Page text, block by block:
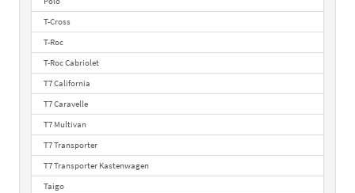
T-Cross
T-Roc
T-Roc Cabriolet
T7 California
T7 Caravelle
T7 Multivan
T7 Transporter
T7 Transporter Kastenwagen
Taigo